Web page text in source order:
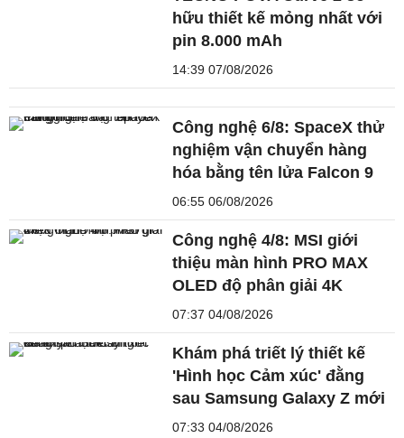
hữu thiết kế mỏng nhất với
pin 8.000 mAh
14:39 07/08/2026
Công nghệ 6/8: SpaceX thử
nghiệm vận chuyển hàng
hóa bằng tên lửa Falcon 9
06:55 06/08/2026
Công nghệ 4/8: MSI giới
thiệu màn hình PRO MAX
OLED độ phân giải 4K
07:37 04/08/2026
Khám phá triết lý thiết kế
'Hình học Cảm xúc' đằng
sau Samsung Galaxy Z mới
07:33 04/08/2026